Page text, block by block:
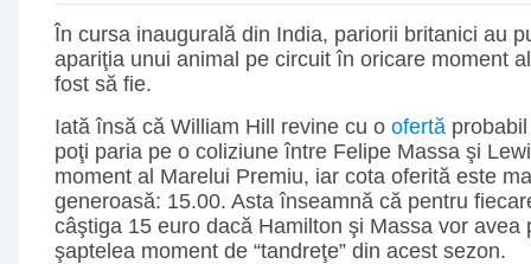
În cursa inaugurală din India, pariorii britanici au
apariţia unui animal pe circuit în oricare moment
fost să fie.
Iată însă că William Hill revine cu o ofertă
poţi paria pe o coliziune între Felipe Massa şi
moment al Marelui Premiu, iar cota oferită este
generoasă: 15.00. Asta înseamnă că pentru
câştiga 15 euro dacă Hamilton şi Massa vor avea
şaptelea moment de “tandreţe” din acest sezon.